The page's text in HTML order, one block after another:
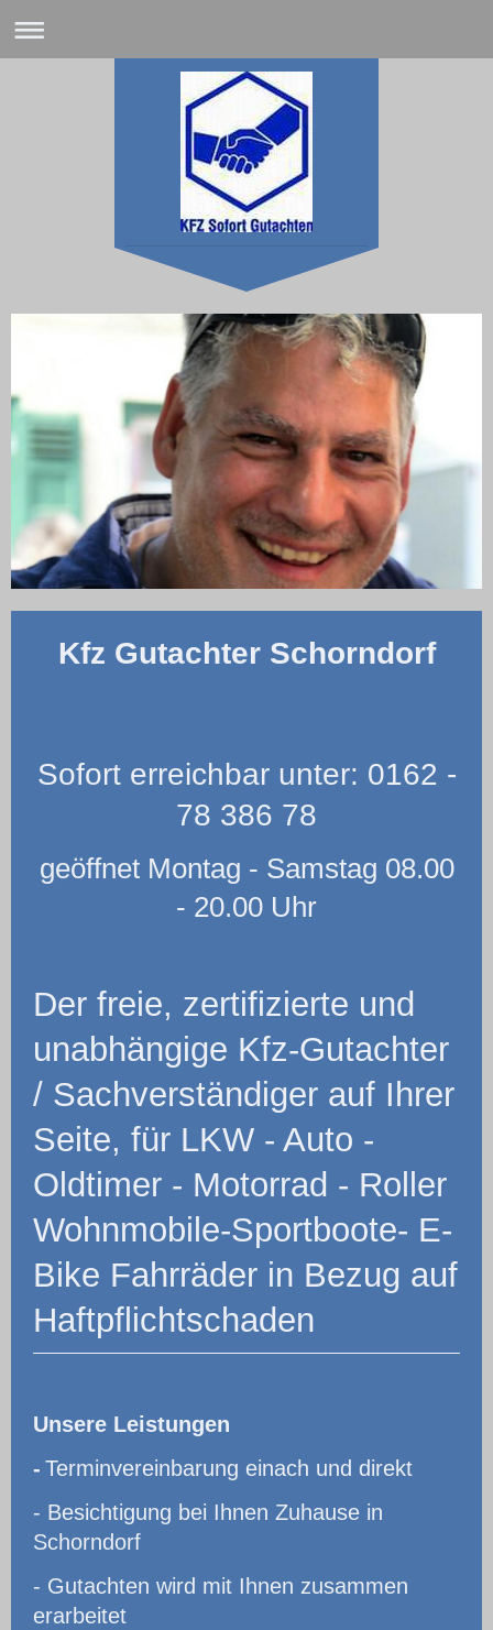
Kfz Gutachter Schorndorf
Sofort erreichbar unter: 0162 -
78 386 78
geöffnet Montag - Samstag 08.00
- 20.00 Uhr
Der freie, zertifizierte und
unabhängige Kfz-Gutachter
/ Sachverständiger auf Ihrer
Seite, für LKW - Auto -
Oldtimer - Motorrad - Roller
Wohnmobile-Sportboote- E-
Bike Fahrräder in Bezug auf
Haftpflichtschaden
Unsere Leistungen
- Terminvereinbarung einach und direkt
- Besichtigung bei Ihnen Zuhause in
Schorndorf
- Gutachten wird mit Ihnen zusammen
erarbeitet